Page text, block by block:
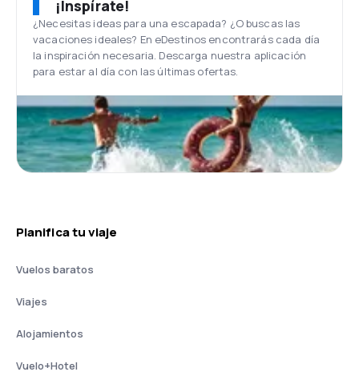
¡Inspírate!
¿Necesitas ideas para una escapada? ¿O buscas las
vacaciones ideales? En eDestinos encontrarás cada día
la inspiración necesaria. Descarga nuestra aplicación
para estar al día con las últimas ofertas.
Planifica tu viaje
Vuelos baratos
Viajes
Alojamientos
Vuelo+Hotel